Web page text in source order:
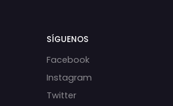
SÍGUENOS
Facebook
Instagram
Twitter